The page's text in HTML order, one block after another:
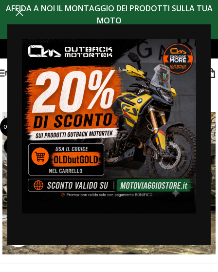
AFFIDA A NOI IL MONTAGGIO DEI PRODOTTI SULLA TUA
MOTO
MENU
OFFERTA